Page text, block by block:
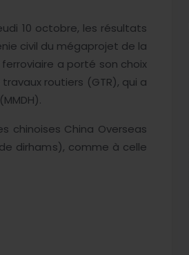
10 octobre, les résultats
civil du mégaprojet de la
a porté son choix
routiers (GTR), qui a
chinoises China Overseas
dirhams), comme à celle